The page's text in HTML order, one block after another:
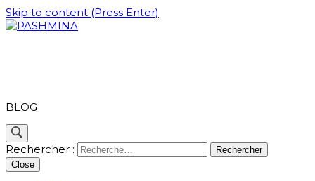
Skip to content (Press Enter)
BLOG
Rechercher :
Close